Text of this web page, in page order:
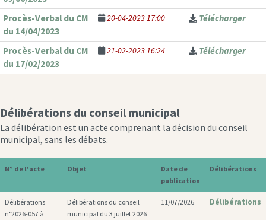
Procès-Verbal du CM
du 14/04/2023
20-04-2023 17:00 Télécharger
Procès-Verbal du CM
du 17/02/2023
21-02-2023 16:24 Télécharger
Délibérations du conseil municipal
La délibération est un acte comprenant la décision du conseil
municipal, sans les débats.
N° de l'acte Objet
Date de
publication
Délibérations
Délibérations
n°2026-057 à
Délibérations du conseil
municipal du 3 juillet 2026
11/07/2026 Délibérations